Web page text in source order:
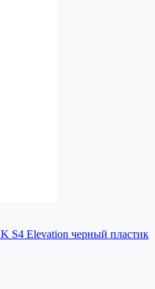
S4 Elevation черный пластик